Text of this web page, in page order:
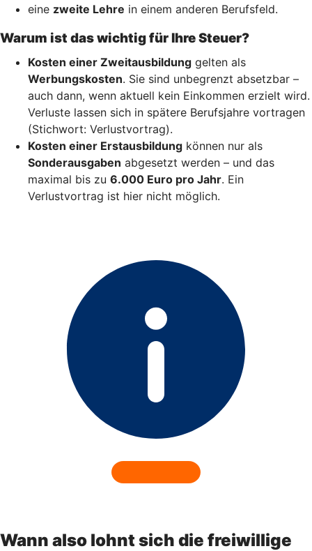
eine zweite Lehre in einem anderen Berufsfeld.
Warum ist das wichtig für Ihre Steuer?
Kosten einer Zweitausbildung gelten als
Werbungskosten. Sie sind unbegrenzt absetzbar –
auch dann, wenn aktuell kein Einkommen erzielt wird.
Verluste lassen sich in spätere Berufsjahre vortragen
(Stichwort: Verlustvortrag).
Kosten einer Erstausbildung können nur als
Sonderausgaben abgesetzt werden – und das
maximal bis zu 6.000 Euro pro Jahr. Ein
Verlustvortrag ist hier nicht möglich.
Wann also lohnt sich die freiwillige